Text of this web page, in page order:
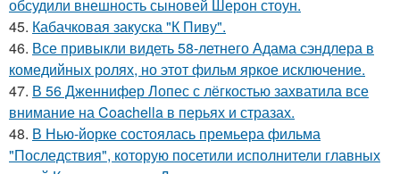
обсудили внешность сыновей Шерон стоун.
45. Кабачковая закуска "К Пиву".
46. Все привыкли видеть 58-летнего Адама сэндлера в
комедийных ролях, но этот фильм яркое исключение.
47. В 56 Дженнифер Лопес с лёгкостью захватила все
внимание на Coachella в перьях и стразах.
48. В Нью-йорке состоялась премьера фильма
"Последствия", которую посетили исполнители главных